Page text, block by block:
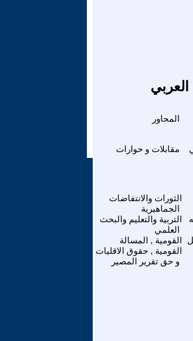
مقابلات و حوارات
الثورات والانتفاضات
الجماهيرية
التربية والتعليم والبحث
العلمي
القومية , المسالة
القومية , حقوق الاقليات
و حق تقرير المصير